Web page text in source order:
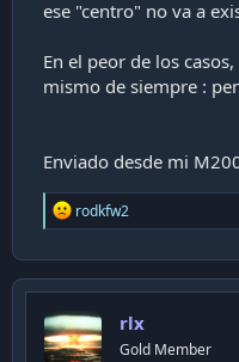
ese "centro" no va a
En el peor de los
mismo de siempre :
Enviado desde mi
R
e
c
t
o
n
rodkfw2
rlx
Gold Member